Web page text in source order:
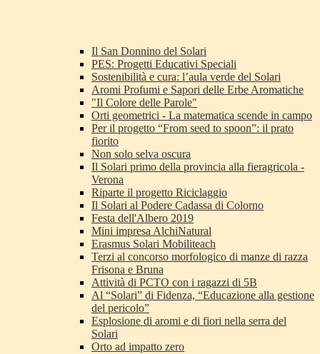
Il San Donnino del Solari
PES: Progetti Educativi Speciali
Sostenibilità e cura: l’aula verde del Solari
Aromi Profumi e Sapori delle Erbe Aromatiche
"Il Colore delle Parole"
Orti geometrici - La matematica scende in campo
Per il progetto “From seed to spoon”: il prato
fiorito
Non solo selva oscura
Il Solari primo della provincia alla fieragricola -
Verona
Riparte il progetto Riciclaggio
Il Solari al Podere Cadassa di Colorno
Festa dell'Albero 2019
Mini impresa AlchiNatural
Erasmus Solari Mobiliteach
Terzi al concorso morfologico di manze di razza
Frisona e Bruna
Attività di PCTO con i ragazzi di 5B
Al “Solari” di Fidenza, “Educazione alla gestione
del pericolo”
Esplosione di aromi e di fiori nella serra del
Solari
Orto ad impatto zero